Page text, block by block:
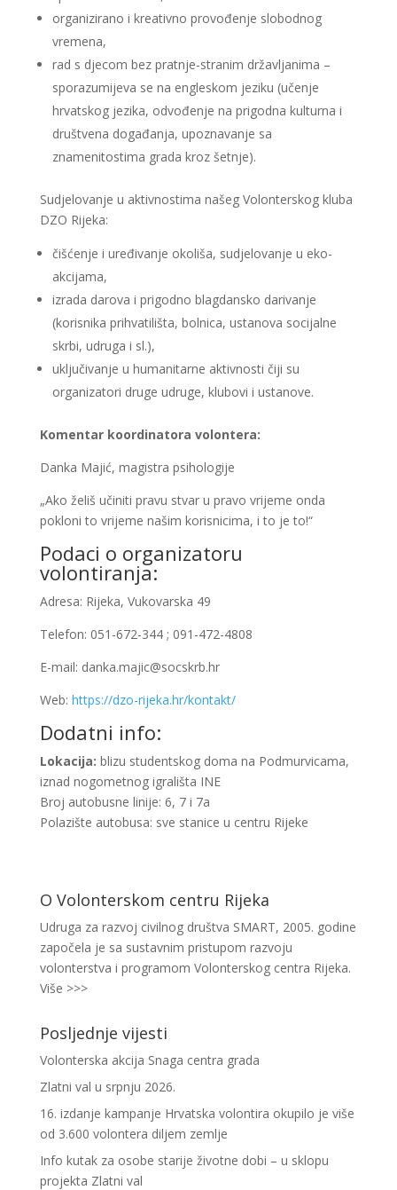
organizirano i kreativno provođenje slobodnog
vremena,
rad s djecom bez pratnje-stranim državljanima –
sporazumijeva se na engleskom jeziku (učenje
hrvatskog jezika, odvođenje na prigodna kulturna i
društvena događanja, upoznavanje sa
znamenitostima grada kroz šetnje).
Sudjelovanje u aktivnostima našeg Volonterskog kluba
DZO Rijeka:
čišćenje i uređivanje okoliša, sudjelovanje u eko-
akcijama,
izrada darova i prigodno blagdansko darivanje
(korisnika prihvatilišta, bolnica, ustanova socijalne
skrbi, udruga i sl.),
uključivanje u humanitarne aktivnosti čiji su
organizatori druge udruge, klubovi i ustanove.
Komentar koordinatora volontera:
Danka Majić, magistra psihologije
„Ako želiš učiniti pravu stvar u pravo vrijeme onda
pokloni to vrijeme našim korisnicima, i to je to!“
Podaci o organizatoru
volontiranja:
Adresa: Rijeka, Vukovarska 49
Telefon: 051-672-344 ; 091-472-4808
E-mail: danka.majic@socskrb.hr
Web: https://dzo-rijeka.hr/kontakt/
Dodatni info:
Lokacija: blizu studentskog doma na Podmurvicama,
iznad nogometnog igrališta INE
Broj autobusne linije: 6, 7 i 7a
Polazište autobusa: sve stanice u centru Rijeke
O Volonterskom centru Rijeka
Udruga za razvoj civilnog društva SMART, 2005. godine
započela je sa sustavnim pristupom razvoju
volonterstva i programom Volonterskog centra Rijeka.
Više >>>
Posljednje vijesti
Volonterska akcija Snaga centra grada
Zlatni val u srpnju 2026.
16. izdanje kampanje Hrvatska volontira okupilo je više
od 3.600 volontera diljem zemlje
Info kutak za osobe starije životne dobi – u sklopu
projekta Zlatni val